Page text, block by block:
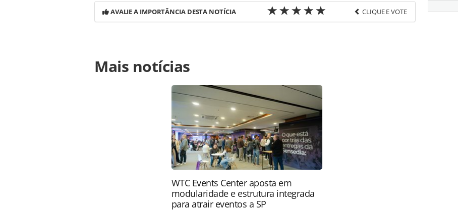
AVALIE A IMPORTÂNCIA DESTA NOTÍCIA CLIQUE E VOTE
https://www.panrotas.com.br/mercado/operadoras/2018/02/braztoa-abre-caravanas-
para-49o-encontro-comercial_153476.html ou as ferramentas oferecidas na página.
Todo o conteúdo produzido pela PANROTAS Editora é protegido pela legislação
brasileira sobre direito autoral. Não reproduza o conteúdo sem autorização da
PANROTAS Editora (copyright@panrotas.com.br).
Mais notícias
WTC Events Center aposta em
modularidade e estrutura integrada
para atrair eventos a SP